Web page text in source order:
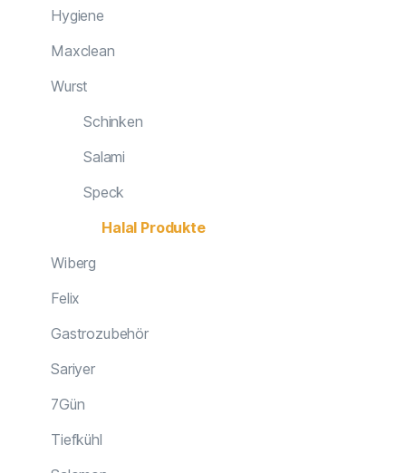
Hygiene
Maxclean
Wurst
Schinken
Salami
Speck
Halal Produkte
Wiberg
Felix
Gastrozubehör
Sariyer
7Gün
Tiefkühl